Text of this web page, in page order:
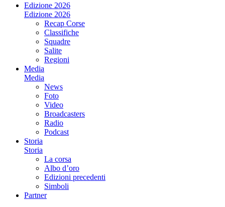
Edizione 2026
Edizione 2026
Recap Corse
Classifiche
Squadre
Salite
Regioni
Media
Media
News
Foto
Video
Broadcasters
Radio
Podcast
Storia
Storia
La corsa
Albo d’oro
Edizioni precedenti
Simboli
Partner